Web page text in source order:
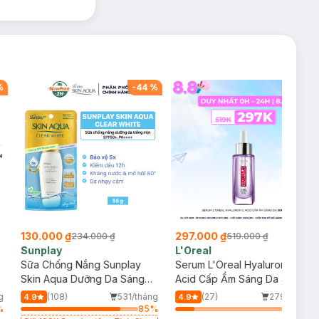
son lì với đôi
195.000 ₫435.000 ₫
Klairs
Nước Hoa Hồng Klairs Không
Mùi Cho Da Nhạy Cảm 180ml
4.8 (148)
1.7k/tháng
61
-43%
297.000 ₫519.000 ₫
L'Oreal
Serum L'Oreal Hyaluronic
Acid Cấp Ẩm Sáng Da 30ml
4.9 (27)
279/tháng
16%